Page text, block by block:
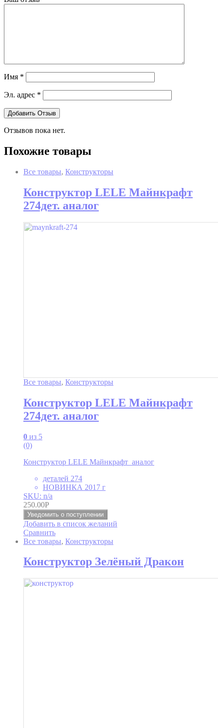
Имя *
Эл. адрес *
Отзывов пока нет.
Похожие товары
Все товары, Конструкторы
Конструктор LELE Майнкрафт
274дет. аналог
Все товары, Конструкторы
Конструктор LELE Майнкрафт
274дет. аналог
0 из 5
(0)
Конструктор LELE Майнкрафт аналог
деталей 274
НОВИНКА 2017 г
SKU: n/a
250.00Р
Уведомить о поступлении
Добавить в список желаний
Сравнить
Все товары, Конструкторы
Конструктор Зелёный Дракон